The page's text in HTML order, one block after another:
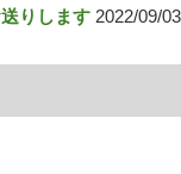
りします 2022/09/